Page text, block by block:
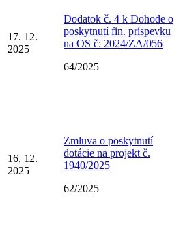
17. 12.
2025
Dodatok č. 4 k Dohode o
poskytnutí fin. príspevku
na OS č: 2024/ZA/056
64/2025
16. 12.
2025
Zmluva o poskytnutí
dotácie na projekt č.
1940/2025
62/2025